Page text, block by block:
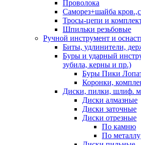
Проволока
Саморез+шайба
Тросы-цепи и
Шпильки резьбовые
Ручной инструмент и
Биты, удлинители,
Буры и ударный
зубила, керны и пр.)
Буры Пики
Коронки,
Диски, пилки, шлиф.
Диски алмазные
Диски заточные
Диски отрезные
По камню
По металлу